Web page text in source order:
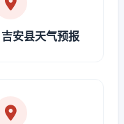
吉安县天气预报